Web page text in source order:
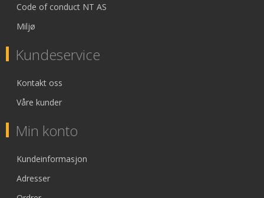
Code of conduct NT AS
Miljø
Kundeservice
Kontakt oss
Våre kunder
Min konto
Kundeinformasjon
Adresser